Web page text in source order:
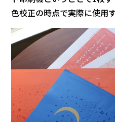
色校正の時点で実際に使用